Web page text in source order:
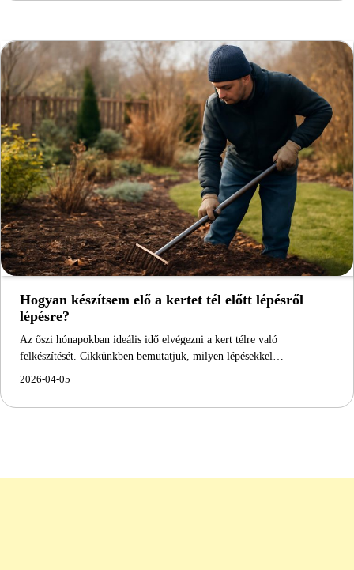
Hogyan készítsem elő a kertet tél előtt lépésről
lépésre?
Az őszi hónapokban ideális idő elvégezni a kert télre való
felkészítését. Cikkünkben bemutatjuk, milyen lépésekkel…
2026-04-05